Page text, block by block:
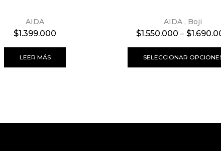
AIDA
$1.399.000
LEER MÁS
AIDA , Boji
$1.550.000 –$
SELECCIONAR